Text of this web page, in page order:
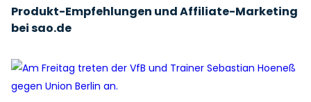
Produkt-Empfehlungen und Affiliate-Marketing
bei sao.de